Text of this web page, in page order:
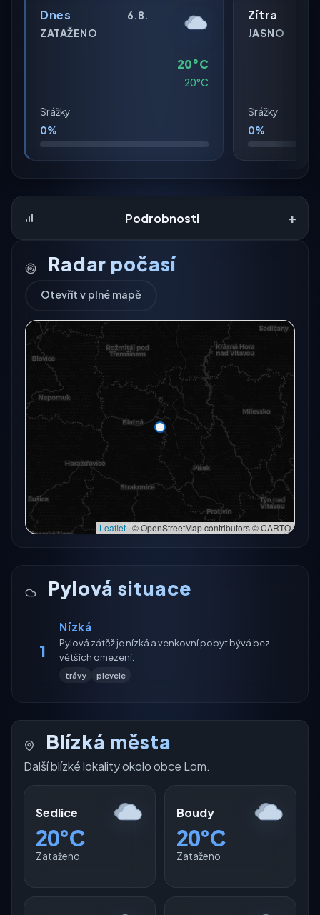
Dnes
6.8.
ZATAŽENO
20°C
20°C
Srážky
0%
Zítra
JASNO
Srážky
0%
Podrobnosti +
Radar počasí
Otevřít v plné mapě
Radarový snímek momentálně není dostupný.
Otevřít v plné mapě
Zkusit znovu
Otevřít v plné mapě →
Leaflet | © OpenStreetMap contributors © CARTO
Pylová situace
1
Nízká
Pylová zátěž je nízká a venkovní pobyt bývá bez
větších omezení.
trávy plevele
Blízká města
Další blízké lokality okolo obce Lom.
Sedlice
20°C
Zataženo
Boudy
20°C
Zataženo